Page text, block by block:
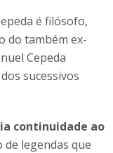
é filósofo,
do também ex-
Cepeda
sucessivos
continuidade ao
de legendas que